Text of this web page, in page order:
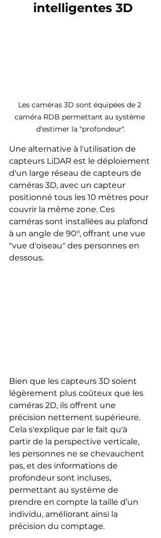
intelligentes 3D
Les caméras 3D sont équipées de 2
caméra RDB permettant au système
d'estimer la "profondeur".
Une alternative à l'utilisation de
capteurs LiDAR est le déploiement
d'un large réseau de capteurs de
caméras 3D, avec un capteur
positionné tous les 10 mètres pour
couvrir la même zone. Ces
caméras sont installées au plafond
à un angle de 90°, offrant une vue
"vue d'oiseau" des personnes en
dessous.
Bien que les capteurs 3D soient
légèrement plus coûteux que les
caméras 2D, ils offrent une
précision nettement supérieure.
Cela s'explique par le fait qu'à
partir de la perspective verticale,
les personnes ne se chevauchent
pas, et des informations de
profondeur sont incluses,
permettant au système de
prendre en compte la taille d’un
individu, améliorant ainsi la
précision du comptage.